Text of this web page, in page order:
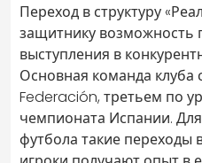
Переход в структуру
защитнику возможность
выступления в
Основная команда клуба
Federación, третьем по
чемпионата Испании.
футбола такие